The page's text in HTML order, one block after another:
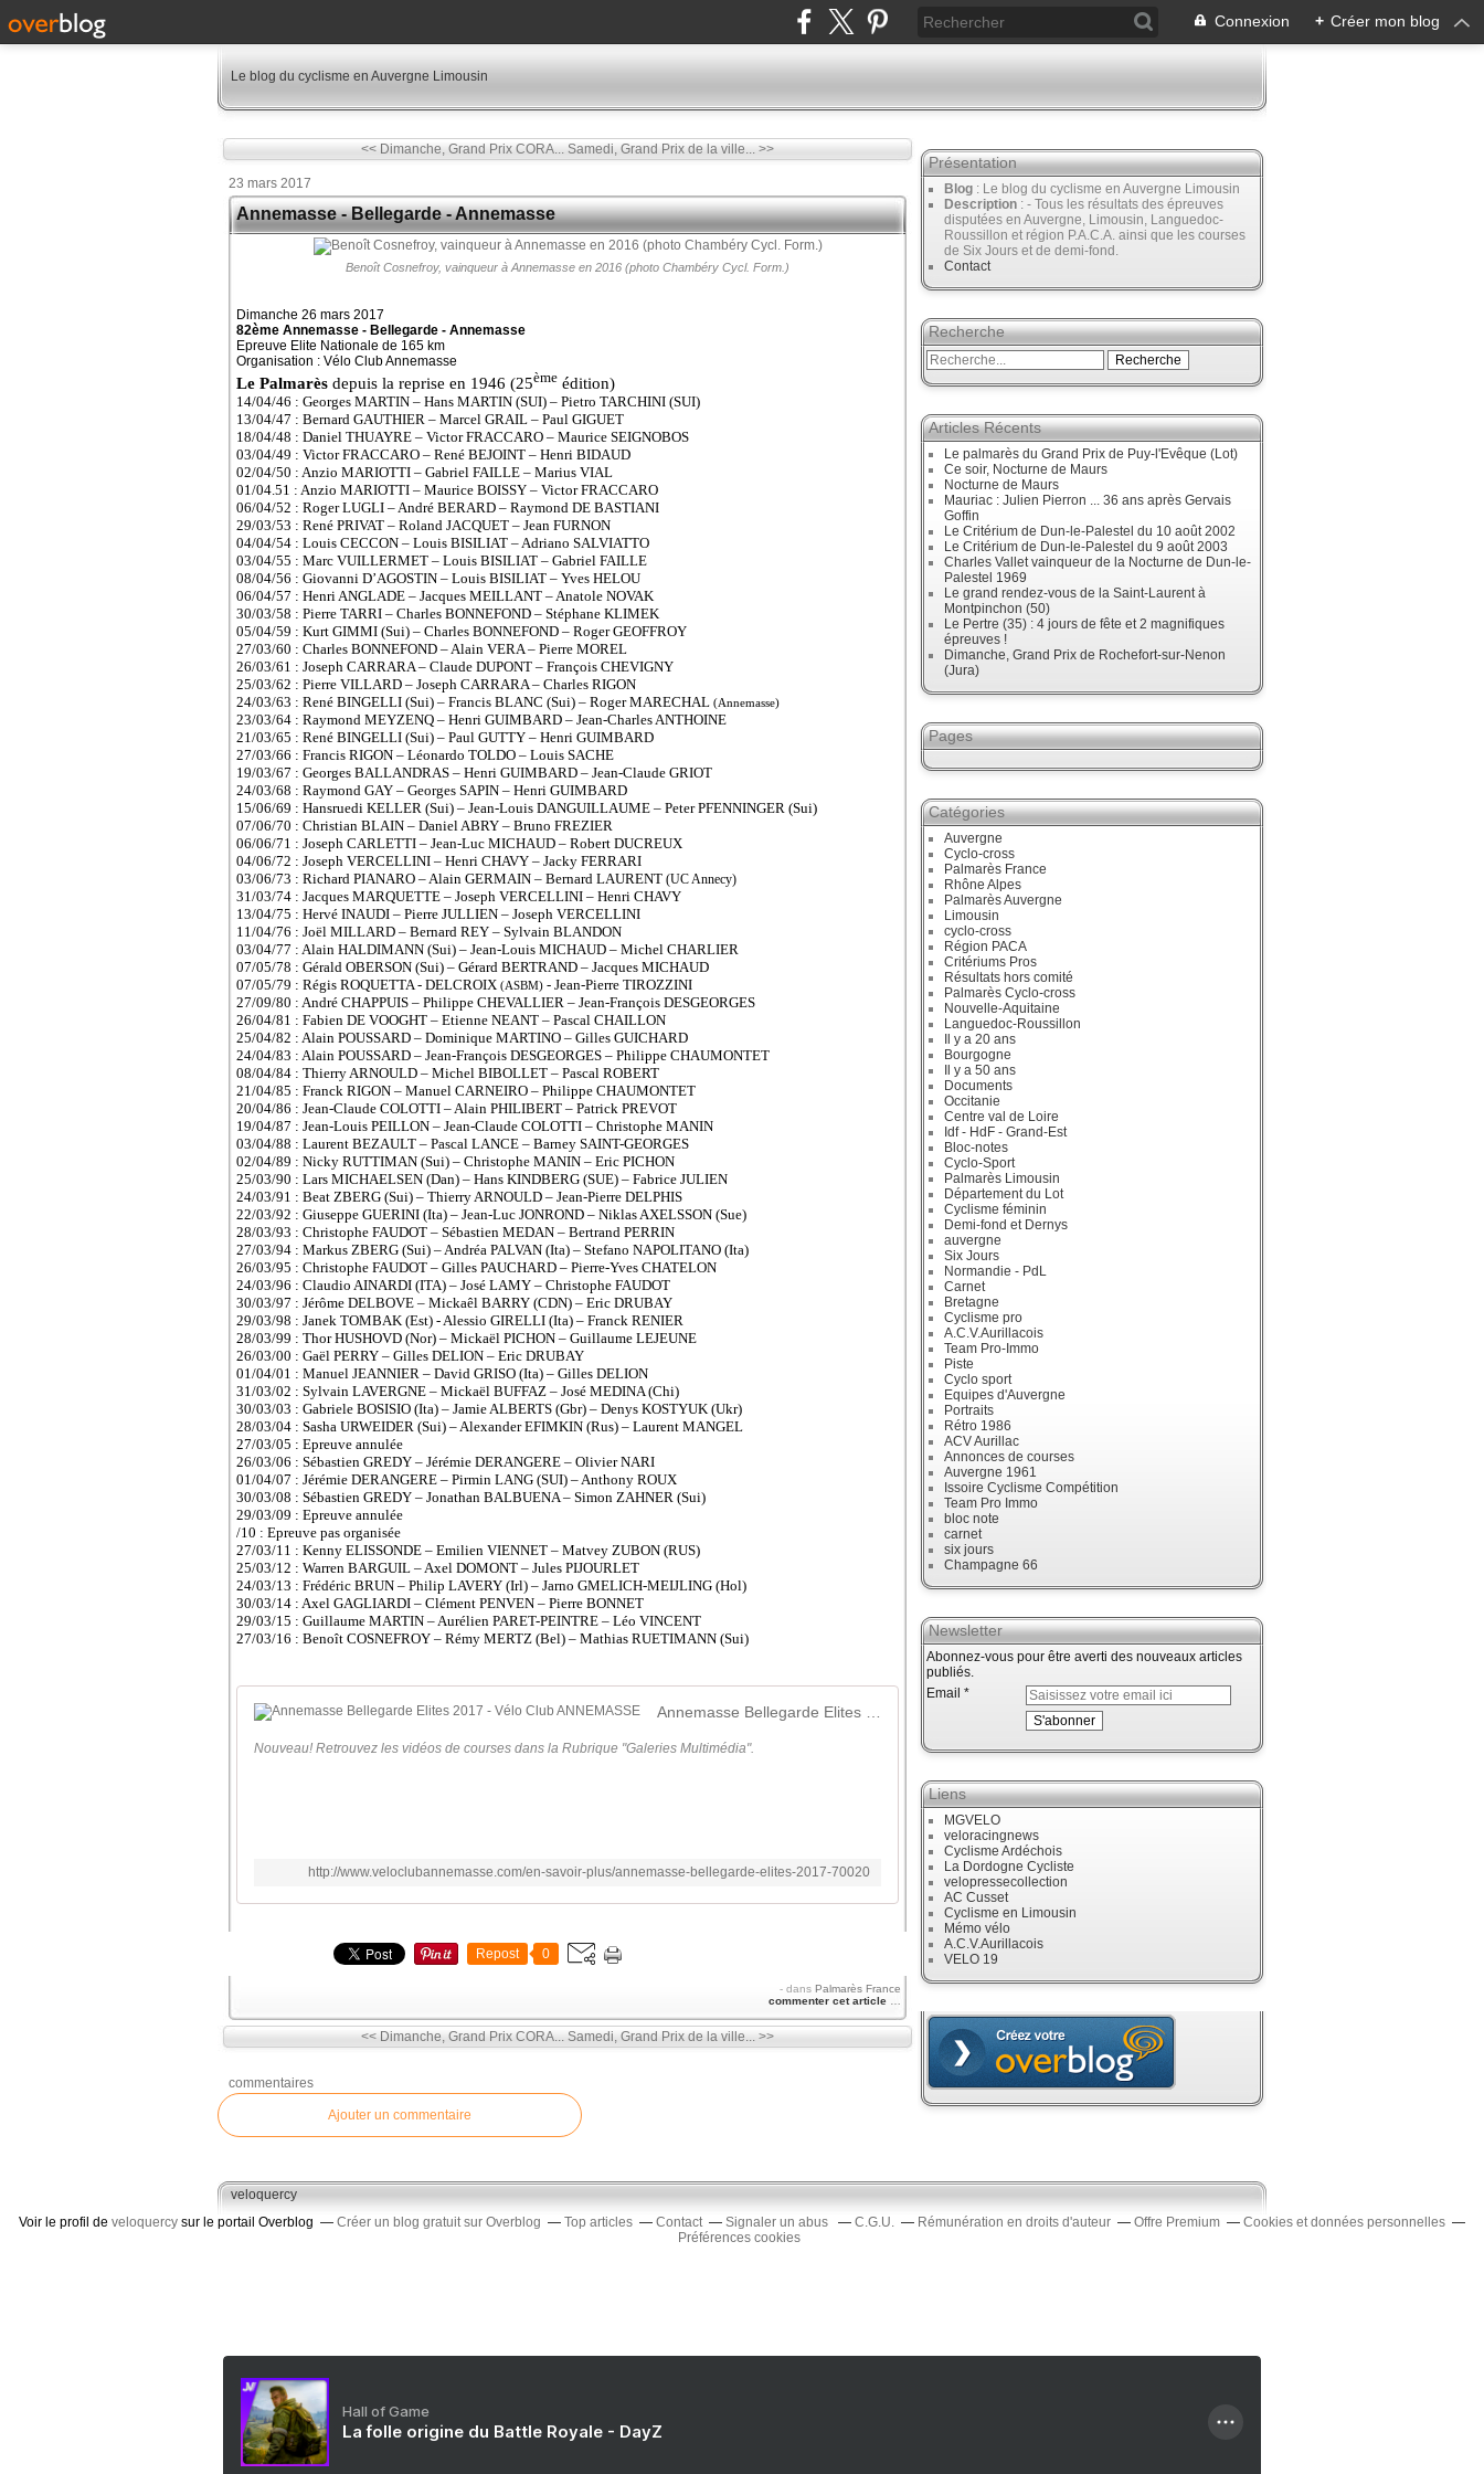
Connexion + Créer mon blog
Le blog du cyclisme en Auvergne Limousin
<< Dimanche, Grand Prix CORA... Samedi, Grand Prix de la ville... >>
23 mars 2017
Annemasse - Bellegarde - Annemasse
Benoît Cosnefroy, vainqueur à Annemasse en 2016 (photo Chambéry Cycl. Form.)
Dimanche 26 mars 2017
82ème Annemasse - Bellegarde - Annemasse
Epreuve Elite Nationale de 165 km
Organisation : Vélo Club Annemasse
Le Palmarès depuis la reprise en 1946 (25ème édition)
14/04/46 : Georges MARTIN – Hans MARTIN (SUI) – Pietro TARCHINI (SUI)
13/04/47 : Bernard GAUTHIER – Marcel GRAIL – Paul GIGUET
18/04/48 : Daniel THUAYRE – Victor FRACCARO – Maurice SEIGNOBOS
03/04/49 : Victor FRACCARO – René BEJOINT – Henri BIDAUD
02/04/50 : Anzio MARIOTTI – Gabriel FAILLE – Marius VIAL
01/04.51 : Anzio MARIOTTI – Maurice BOISSY – Victor FRACCARO
06/04/52 : Roger LUGLI – André BERARD – Raymond DE BASTIANI
29/03/53 : René PRIVAT – Roland JACQUET – Jean FURNON
04/04/54 : Louis CECCON – Louis BISILIAT – Adriano SALVIATTO
03/04/55 : Marc VUILLERMET – Louis BISILIAT – Gabriel FAILLE
08/04/56 : Giovanni D’AGOSTIN – Louis BISILIAT – Yves HELOU
06/04/57 : Henri ANGLADE – Jacques MEILLANT – Anatole NOVAK
30/03/58 : Pierre TARRI – Charles BONNEFOND – Stéphane KLIMEK
05/04/59 : Kurt GIMMI (Sui) – Charles BONNEFOND – Roger GEOFFROY
27/03/60 : Charles BONNEFOND – Alain VERA – Pierre MOREL
26/03/61 : Joseph CARRARA – Claude DUPONT – François CHEVIGNY
25/03/62 : Pierre VILLARD – Joseph CARRARA – Charles RIGON
24/03/63 : René BINGELLI (Sui) – Francis BLANC (Sui) – Roger MARECHAL (Annemasse)
23/03/64 : Raymond MEYZENQ – Henri GUIMBARD – Jean-Charles ANTHOINE
21/03/65 : René BINGELLI (Sui) – Paul GUTTY – Henri GUIMBARD
27/03/66 : Francis RIGON – Léonardo TOLDO – Louis SACHE
19/03/67 : Georges BALLANDRAS – Henri GUIMBARD – Jean-Claude GRIOT
24/03/68 : Raymond GAY – Georges SAPIN – Henri GUIMBARD
15/06/69 : Hansruedi KELLER (Sui) – Jean-Louis DANGUILLAUME – Peter PFENNINGER (Sui)
07/06/70 : Christian BLAIN – Daniel ABRY – Bruno FREZIER
06/06/71 : Joseph CARLETTI – Jean-Luc MICHAUD – Robert DUCREUX
04/06/72 : Joseph VERCELLINI – Henri CHAVY – Jacky FERRARI
03/06/73 : Richard PIANARO – Alain GERMAIN – Bernard LAURENT (UC Annecy)
31/03/74 : Jacques MARQUETTE – Joseph VERCELLINI – Henri CHAVY
13/04/75 : Hervé INAUDI – Pierre JULLIEN – Joseph VERCELLINI
11/04/76 : Joël MILLARD – Bernard REY – Sylvain BLANDON
03/04/77 : Alain HALDIMANN (Sui) – Jean-Louis MICHAUD – Michel CHARLIER
07/05/78 : Gérald OBERSON (Sui) – Gérard BERTRAND – Jacques MICHAUD
07/05/79 : Régis ROQUETTA - DELCROIX (ASBM) - Jean-Pierre TIROZZINI
27/09/80 : André CHAPPUIS – Philippe CHEVALLIER – Jean-François DESGEORGES
26/04/81 : Fabien DE VOOGHT – Etienne NEANT – Pascal CHAILLON
25/04/82 : Alain POUSSARD – Dominique MARTINO – Gilles GUICHARD
24/04/83 : Alain POUSSARD – Jean-François DESGEORGES – Philippe CHAUMONTET
08/04/84 : Thierry ARNOULD – Michel BIBOLLET – Pascal ROBERT
21/04/85 : Franck RIGON – Manuel CARNEIRO – Philippe CHAUMONTET
20/04/86 : Jean-Claude COLOTTI – Alain PHILIBERT – Patrick PREVOT
19/04/87 : Jean-Louis PEILLON – Jean-Claude COLOTTI – Christophe MANIN
03/04/88 : Laurent BEZAULT – Pascal LANCE – Barney SAINT-GEORGES
02/04/89 : Nicky RUTTIMAN (Sui) – Christophe MANIN – Eric PICHON
25/03/90 : Lars MICHAELSEN (Dan) – Hans KINDBERG (SUE) – Fabrice JULIEN
24/03/91 : Beat ZBERG (Sui) – Thierry ARNOULD – Jean-Pierre DELPHIS
22/03/92 : Giuseppe GUERINI (Ita) – Jean-Luc JONROND – Niklas AXELSSON (Sue)
28/03/93 : Christophe FAUDOT – Sébastien MEDAN – Bertrand PERRIN
27/03/94 : Markus ZBERG (Sui) – Andréa PALVAN (Ita) – Stefano NAPOLITANO (Ita)
26/03/95 : Christophe FAUDOT – Gilles PAUCHARD – Pierre-Yves CHATELON
24/03/96 : Claudio AINARDI (ITA) – José LAMY – Christophe FAUDOT
30/03/97 : Jérôme DELBOVE – Mickaêl BARRY (CDN) – Eric DRUBAY
29/03/98 : Janek TOMBAK (Est) - Alessio GIRELLI (Ita) – Franck RENIER
28/03/99 : Thor HUSHOVD (Nor) – Mickaël PICHON – Guillaume LEJEUNE
26/03/00 : Gaël PERRY – Gilles DELION – Eric DRUBAY
01/04/01 : Manuel JEANNIER – David GRISO (Ita) – Gilles DELION
31/03/02 : Sylvain LAVERGNE – Mickaël BUFFAZ – José MEDINA (Chi)
30/03/03 : Gabriele BOSISIO (Ita) – Jamie ALBERTS (Gbr) – Denys KOSTYUK (Ukr)
28/03/04 : Sasha URWEIDER (Sui) – Alexander EFIMKIN (Rus) – Laurent MANGEL
27/03/05 : Epreuve annulée
26/03/06 : Sébastien GREDY – Jérémie DERANGERE – Olivier NARI
01/04/07 : Jérémie DERANGERE – Pirmin LANG (SUI) – Anthony ROUX
30/03/08 : Sébastien GREDY – Jonathan BALBUENA – Simon ZAHNER (Sui)
29/03/09 : Epreuve annulée
/10 : Epreuve pas organisée
27/03/11 : Kenny ELISSONDE – Emilien VIENNET – Matvey ZUBON (RUS)
25/03/12 : Warren BARGUIL – Axel DOMONT – Jules PIJOURLET
24/03/13 : Frédéric BRUN – Philip LAVERY (Irl) – Jarno GMELICH-MEIJLING (Hol)
30/03/14 : Axel GAGLIARDI – Clément PENVEN – Pierre BONNET
29/03/15 : Guillaume MARTIN – Aurélien PARET-PEINTRE – Léo VINCENT
27/03/16 : Benoît COSNEFROY – Rémy MERTZ (Bel) – Mathias RUETIMANN (Sui)
Nouveau! Retrouvez les vidéos de courses dans la Rubrique "Galeries Multimédia".
http://www.veloclubannemasse.com/en-savoir-plus/annemasse-bellegarde-elites-2017-70020
Repost 0
- dans Palmarès France
commenter cet article
<< Dimanche, Grand Prix CORA... Samedi, Grand Prix de la ville... >>
commentaires
Ajouter un commentaire
Présentation
Blog : Le blog du cyclisme en Auvergne Limousin
Description : - Tous les résultats des épreuves
disputées en Auvergne, Limousin, Languedoc-
Roussillon et région P.A.C.A. ainsi que les courses
de Six Jours et de demi-fond.
Contact
Recherche
Articles Récents
Le palmarès du Grand Prix de Puy-l'Evêque (Lot)
Ce soir, Nocturne de Maurs
Nocturne de Maurs
Mauriac : Julien Pierron ... 36 ans après Gervais
Goffin
Le Critérium de Dun-le-Palestel du 10 août 2002
Le Critérium de Dun-le-Palestel du 9 août 2003
Charles Vallet vainqueur de la Nocturne de Dun-le-
Palestel 1969
Le grand rendez-vous de la Saint-Laurent à
Montpinchon (50)
Le Pertre (35) : 4 jours de fête et 2 magnifiques
épreuves !
Dimanche, Grand Prix de Rochefort-sur-Nenon
(Jura)
Pages
Catégories
Auvergne
Cyclo-cross
Palmarès France
Rhône Alpes
Palmarès Auvergne
Limousin
cyclo-cross
Région PACA
Critériums Pros
Résultats hors comité
Palmarès Cyclo-cross
Nouvelle-Aquitaine
Languedoc-Roussillon
Il y a 20 ans
Bourgogne
Il y a 50 ans
Documents
Occitanie
Centre val de Loire
Idf - HdF - Grand-Est
Bloc-notes
Cyclo-Sport
Palmarès Limousin
Département du Lot
Cyclisme féminin
Demi-fond et Dernys
auvergne
Six Jours
Normandie - PdL
Carnet
Bretagne
Cyclisme pro
A.C.V.Aurillacois
Team Pro-Immo
Piste
Cyclo sport
Equipes d'Auvergne
Portraits
Rétro 1986
ACV Aurillac
Annonces de courses
Auvergne 1961
Issoire Cyclisme Compétition
Team Pro Immo
bloc note
carnet
six jours
Champagne 66
Newsletter
Abonnez-vous pour être averti des nouveaux articles
publiés.
Email
Liens
MGVELO
veloracingnews
Cyclisme Ardéchois
La Dordogne Cycliste
velopressecollection
AC Cusset
Cyclisme en Limousin
Mémo vélo
A.C.V.Aurillacois
VELO 19
veloquercy
Voir le profil de veloquercy sur le portail Overblog Créer un blog gratuit sur Overblog Top articles Contact Signaler un abus C.G.U. Rémunération en droits d'auteur Offre Premium
Cookies et données personnelles
Préférences cookies
Hall of Game
La folle origine du Battle Royale - DayZ